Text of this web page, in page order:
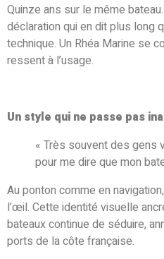
Quinze ans sur le même
déclaration qui en dit plus long
technique. Un Rhéa Marine se
ressent à l’usage.
Un style qui ne passe pas
« Très souvent des gens
pour me dire que mon
Au ponton comme en
l’œil. Cette identité visuelle
bateaux continue de séduire,
ports de la côte française.